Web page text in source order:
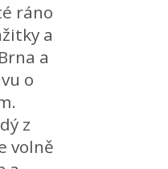
ráno
a
a
o
z
volně